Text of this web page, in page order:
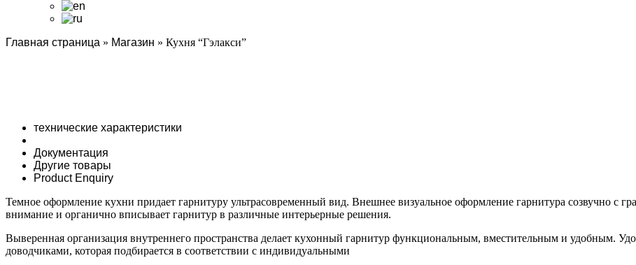
Главная страница » Магазин » Кухня “Гэлакси”
технические характеристики
Документация
Другие товары
Product Enquiry
Темное оформление кухни придает гарнитуру ультрасовременный вид. Внешнее визуальное оформление гарнитура созвучно с
внимание и органично вписывает гарнитур в различные интерьерные решения.
Выверенная организация внутреннего пространства делает кухонный гарнитур функциональным, вместительным и удобным.
доводчиками, которая подбирается в соответствии с индивидуальными